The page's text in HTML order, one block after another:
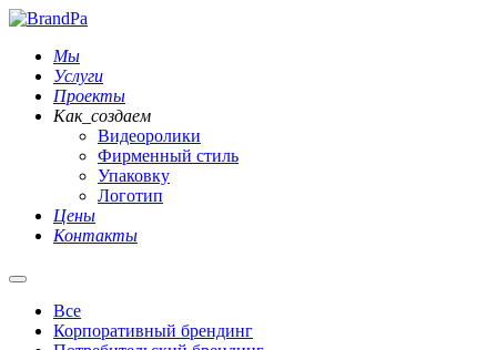
Мы
Услуги
Проекты
Как_создаем
Видеоролики
Фирменный стиль
Упаковку
Логотип
Цены
Контакты
Главное
Все
Корпоративный брендинг